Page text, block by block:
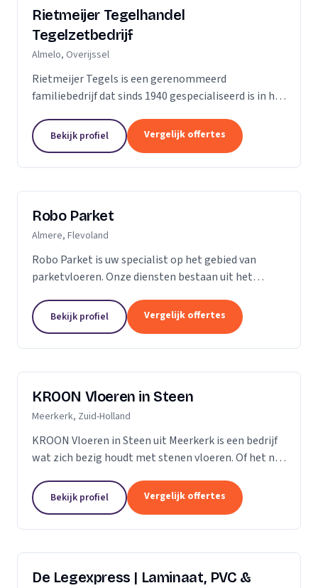
Rietmeijer Tegelhandel
Tegelzetbedrijf
Almelo, Overijssel
Rietmeijer Tegels is een gerenommeerd
familiebedrijf dat sinds 1940 gespecialiseerd is in het
Met een rijke geschiedenis en een passie voor...
Bekijk profiel Vergelijk offertes
Robo Parket
Almere, Flevoland
Robo Parket is uw specialist op het gebied van
parketvloeren. Onze diensten bestaan uit het
parketvloeren. Voor ons is elke parketvloer uniek en
verdient daarom...
Bekijk profiel Vergelijk offertes
KROON Vloeren in Steen
Meerkerk, Zuid-Holland
KROON Vloeren in Steen uit Meerkerk is een bedrijf
wat zich bezig houdt met stenen vloeren. Of het nu
tegelzetters, vloerverwarming, onderhoud,...
Bekijk profiel Vergelijk offertes
De Legexpress | Laminaat, PVC &